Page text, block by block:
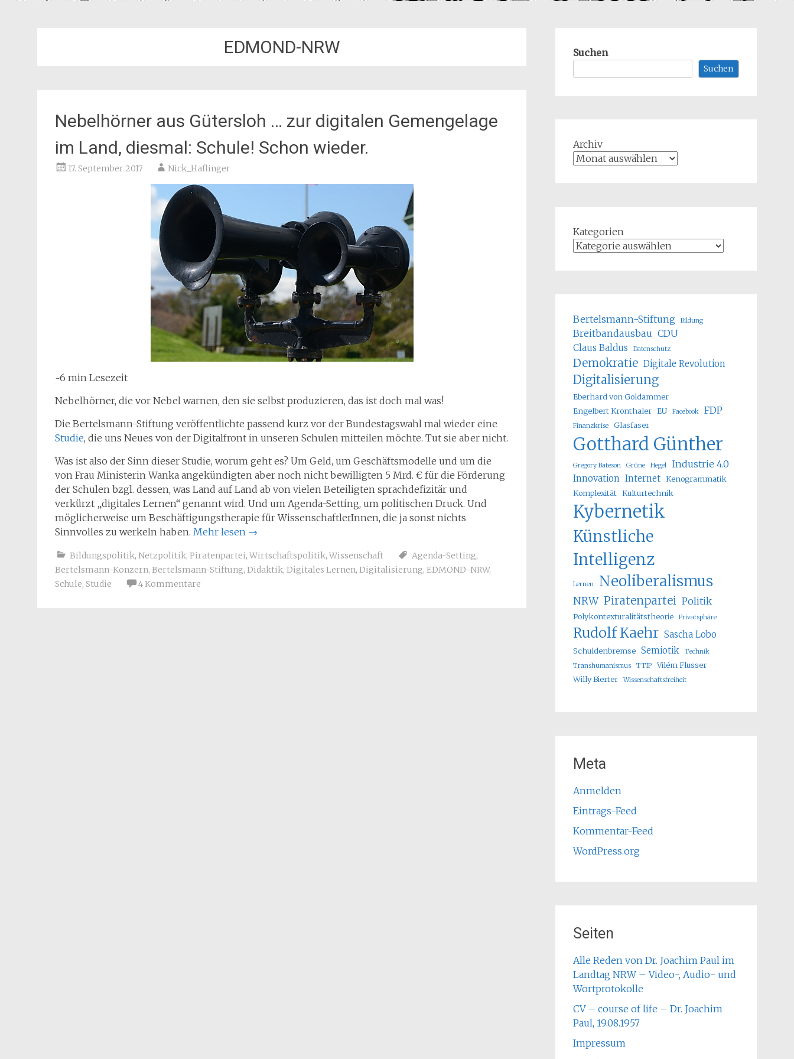
EDMOND-NRW
Nebelhörner aus Gütersloh … zur digitalen Gemengelage
im Land, diesmal: Schule! Schon wieder.
17. September 2017 Nick_Haflinger
~6 min Lesezeit
Nebelhörner, die vor Nebel warnen, den sie selbst produzieren, das ist doch mal was!
Die Bertelsmann-Stiftung veröffentlichte passend kurz vor der Bundestagswahl mal wieder eine
Studie, die uns Neues von der Digitalfront in unseren Schulen mitteilen möchte. Tut sie aber nicht.
Was ist also der Sinn dieser Studie, worum geht es? Um Geld, um Geschäftsmodelle und um die
von Frau Ministerin Wanka angekündigten aber noch nicht bewilligten 5 Mrd. € für die Förderung
der Schulen bzgl. dessen, was Land auf Land ab von vielen Beteiligten sprachdefizitär und
verkürzt „digitales Lernen“ genannt wird. Und um Agenda-Setting, um politischen Druck. Und
möglicherweise um Beschäftigungstherapie für WissenschaftlerInnen, die ja sonst nichts
Sinnvolles zu werkeln haben. Mehr lesen →
Bildungspolitik, Netzpolitik, Piratenpartei, Wirtschaftspolitik, Wissenschaft Agenda-Setting,
Bertelsmann-Konzern, Bertelsmann-Stiftung, Didaktik, Digitales Lernen, Digitalisierung, EDMOND-NRW,
Schule, Studie 4 Kommentare
Suchen
Suchen
Archiv
Kategorien
Bertelsmann-Stiftung Bildung
Breitbandausbau CDU
Claus Baldus Datenschutz
Demokratie Digitale Revolution
Digitalisierung
Eberhard von Goldammer
Engelbert Kronthaler EU Facebook FDP
Finanzkrise Glasfaser
Gotthard Günther
Gregory Bateson Grüne Hegel Industrie 4.0
Innovation Internet Kenogrammatik
Komplexität Kulturtechnik
Kybernetik
Künstliche
Intelligenz
Lernen Neoliberalismus
NRW Piratenpartei Politik
Polykontexturalitätstheorie Privatsphäre
Rudolf Kaehr Sascha Lobo
Schuldenbremse Semiotik
Technik
Transhumanismus
TTIP
Vilém Flusser
Willy Bierter
Wissenschaftsfreiheit
Meta
Anmelden
Eintrags-Feed
Kommentar-Feed
WordPress.org
Seiten
Alle Reden von Dr. Joachim Paul im
Landtag NRW – Video-, Audio- und
Wortprotokolle
CV – course of life – Dr. Joachim
Paul, 19.08.1957
Impressum